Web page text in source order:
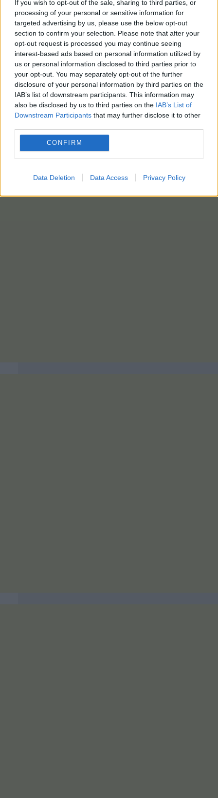
If you wish to opt-out of the sale, sharing to third parties, or
processing of your personal or sensitive information for
targeted advertising by us, please use the below opt-out
section to confirm your selection. Please note that after your
opt-out request is processed you may continue seeing
interest-based ads based on personal information utilized by
us or personal information disclosed to third parties prior to
your opt-out. You may separately opt-out of the further
disclosure of your personal information by third parties on the
IAB’s list of downstream participants. This information may
also be disclosed by us to third parties on the IAB’s List of
Downstream Participants that may further disclose it to other
CONFIRM
Data Deletion Data Access Privacy Policy